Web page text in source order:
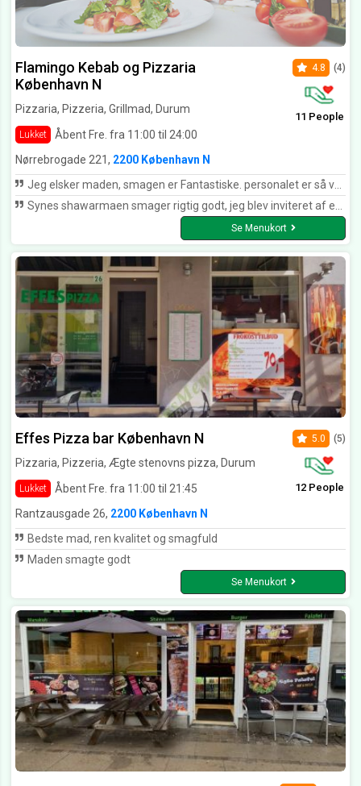
Flamingo Kebab og Pizzaria
København N
Pizzaria, Pizzeria, Grillmad, Durum
Lukket Åbent Fre. fra 11:00 til 24:00
4.8 (4)
11 People
Nørrebrogade 221, 2200 København N
Jeg elsker maden, smagen er Fantastiske. personalet er så venlig og imødekommende. jeg har spist i flamingo 18 år og elsker stadig væk.
Synes shawarmaen smager rigtig godt, jeg blev inviteret af en ven første gang og har spist min shawarma der siden.
Se Menukort
Effes Pizza bar København N
Pizzaria, Pizzeria, Ægte stenovns pizza, Durum
Lukket Åbent Fre. fra 11:00 til 21:45
5.0 (5)
12 People
Rantzausgade 26, 2200 København N
Bedste mad, ren kvalitet og smagfuld
Maden smagte godt
Se Menukort